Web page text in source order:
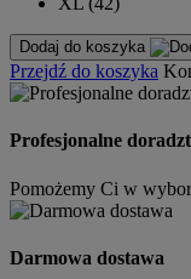
Dodaj do koszyka
Przejdź do koszyka
Profesjonalne
Pomożemy Ci w
Darmowa dostawa